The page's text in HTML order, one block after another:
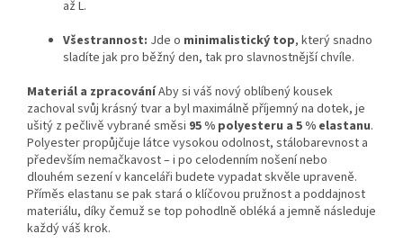
až L.
Všestrannost: Jde o minimalistický top, který snadno
sladíte jak pro běžný den, tak pro slavnostnější chvíle.
Materiál a zpracováníAby si váš nový oblíbený kousek
zachoval svůj krásný tvar a byl maximálně příjemný na dotek, je
ušitý z pečlivě vybrané směsi 95 % polyesteru a 5 % elastanu.
Polyester propůjčuje látce vysokou odolnost, stálobarevnost a
především nemačkavost – i po celodenním nošení nebo
dlouhém sezení v kanceláři budete vypadat skvěle upraveně.
Příměs elastanu se pak stará o klíčovou pružnost a poddajnost
materiálu, díky čemuž se top pohodlně obléká a jemně následuje
každý váš krok.